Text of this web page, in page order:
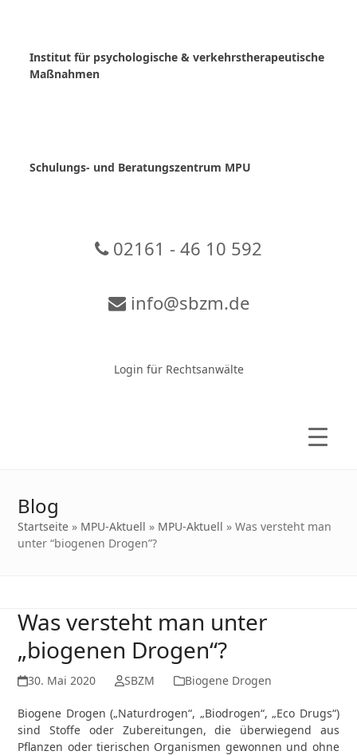
Institut für psychologische & verkehrstherapeutische
Maßnahmen
Schulungs- und Beratungszentrum MPU
02161 - 46 10 592
info@sbzm.de
Login für Rechtsanwälte
Blog
Startseite » MPU-Aktuell » MPU-Aktuell »Was versteht man
unter “biogenen Drogen”?
Was versteht man unter
„biogenen Drogen“?
30. Mai 2020 SBZM Biogene Drogen
Biogene Drogen („Naturdrogen“, „Biodrogen“, „Eco Drugs“)
sind Stoffe oder Zubereitungen, die überwiegend aus
Pflanzen oder tierischen Organismen gewonnen und ohne